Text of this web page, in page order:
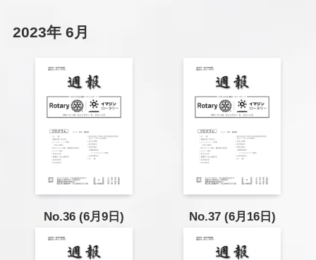
2023年 6月
No.36 (6月9日) No.37 (6月16日)